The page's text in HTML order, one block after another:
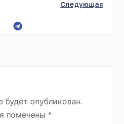
Следующая
будет опубликован.
помечены *